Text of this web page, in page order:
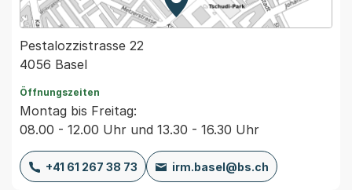
Zur Karte von MapBS.
Externer Link, wird in einem
Pestalozzistrasse 22
4056 Basel
Öffnungszeiten
Montag bis Freitag:
08.00 - 12.00 Uhr und 13.30 - 16.30 Uhr
+41 61 267 38 73 irm.basel@bs.ch